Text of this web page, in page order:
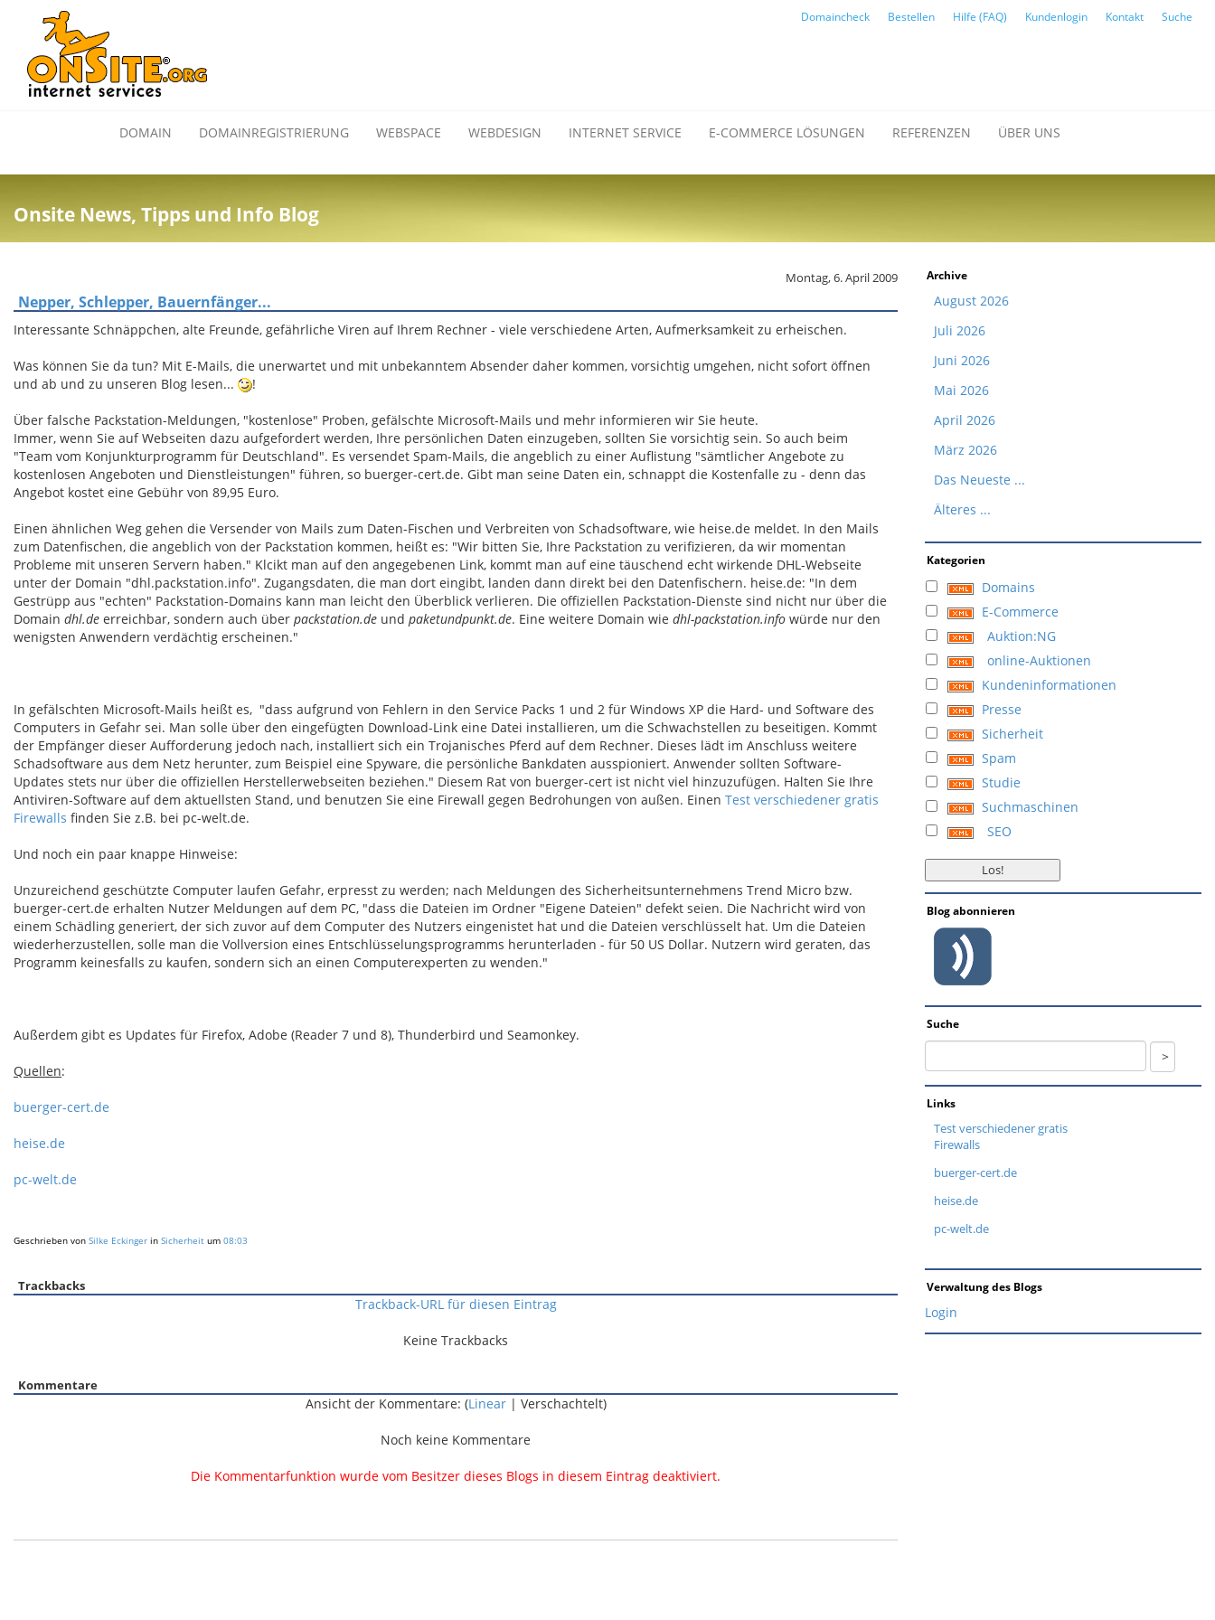
Domaincheck Bestellen Hilfe (FAQ) Kundenlogin Kontakt Suche
DOMAIN DOMAINREGISTRIERUNG WEBSPACE WEBDESIGN INTERNET SERVICE E-COMMERCE LÖSUNGEN REFERENZEN ÜBER UNS
Onsite News, Tipps und Info Blog
Montag, 6. April 2009
Nepper, Schlepper, Bauernfänger...
Interessante Schnäppchen, alte Freunde, gefährliche Viren auf Ihrem Rechner - viele verschiedene Arten, Aufmerksamkeit zu erheischen.
Was können Sie da tun? Mit E-Mails, die unerwartet und mit unbekanntem Absender daher kommen, vorsichtig umgehen, nicht sofort öffnen
und ab und zu unseren Blog lesen...
!
Über falsche Packstation-Meldungen, "kostenlose" Proben, gefälschte Microsoft-Mails und mehr informieren wir Sie heute.
Immer, wenn Sie auf Webseiten dazu aufgefordert werden, Ihre persönlichen Daten einzugeben, sollten Sie vorsichtig sein. So auch beim
"Team vom Konjunkturprogramm für Deutschland". Es versendet Spam-Mails, die angeblich zu einer Auflistung "sämtlicher Angebote zu
kostenlosen Angeboten und Dienstleistungen" führen, so buerger-cert.de. Gibt man seine Daten ein, schnappt die Kostenfalle zu - denn das
Angebot kostet eine Gebühr von 89,95 Euro.
Einen ähnlichen Weg gehen die Versender von Mails zum Daten-Fischen und Verbreiten von Schadsoftware, wie heise.de meldet. In den Mails
zum Datenfischen, die angeblich von der Packstation kommen, heißt es: "Wir bitten Sie, Ihre Packstation zu verifizieren, da wir momentan
Probleme mit unseren Servern haben." Klcikt man auf den angegebenen Link, kommt man auf eine täuschend echt wirkende DHL-Webseite
unter der Domain "dhl.packstation.info". Zugangsdaten, die man dort eingibt, landen dann direkt bei den Datenfischern. heise.de: "In dem
Gestrüpp aus "echten" Packstation-Domains kann man leicht den Überblick verlieren. Die offiziellen Packstation-Dienste sind nicht nur über die
Domain dhl.de erreichbar, sondern auch über packstation.de und paketundpunkt.de. Eine weitere Domain wie dhl-packstation.info würde nur den
wenigsten Anwendern verdächtig erscheinen."
In gefälschten Microsoft-Mails heißt es, "dass aufgrund von Fehlern in den Service Packs 1 und 2 für Windows XP die Hard- und Software des
Computers in Gefahr sei. Man solle über den eingefügten Download-Link eine Datei installieren, um die Schwachstellen zu beseitigen. Kommt
der Empfänger dieser Aufforderung jedoch nach, installiert sich ein Trojanisches Pferd auf dem Rechner. Dieses lädt im Anschluss weitere
Schadsoftware aus dem Netz herunter, zum Beispiel eine Spyware, die persönliche Bankdaten ausspioniert. Anwender sollten Software-
Updates stets nur über die offiziellen Herstellerwebseiten beziehen." Diesem Rat von buerger-cert ist nicht viel hinzuzufügen. Halten Sie Ihre
Antiviren-Software auf dem aktuellsten Stand, und benutzen Sie eine Firewall gegen Bedrohungen von außen. Einen Test verschiedener gratis
Firewalls finden Sie z.B. bei pc-welt.de.
Und noch ein paar knappe Hinweise:
Unzureichend geschützte Computer laufen Gefahr, erpresst zu werden; nach Meldungen des Sicherheitsunternehmens Trend Micro bzw.
buerger-cert.de erhalten Nutzer Meldungen auf dem PC, "dass die Dateien im Ordner "Eigene Dateien" defekt seien. Die Nachricht wird von
einem Schädling generiert, der sich zuvor auf dem Computer des Nutzers eingenistet hat und die Dateien verschlüsselt hat. Um die Dateien
wiederherzustellen, solle man die Vollversion eines Entschlüsselungsprogramms herunterladen - für 50 US Dollar. Nutzern wird geraten, das
Programm keinesfalls zu kaufen, sondern sich an einen Computerexperten zu wenden."
Außerdem gibt es Updates für Firefox, Adobe (Reader 7 und 8), Thunderbird und Seamonkey.
Quellen:
buerger-cert.de
heise.de
pc-welt.de
Geschrieben von Silke Eckinger in Sicherheit um 08:03
Trackbacks
Trackback-URL für diesen Eintrag
Keine Trackbacks
Kommentare
Ansicht der Kommentare: (Linear| Verschachtelt)
Noch keine Kommentare
Die Kommentarfunktion wurde vom Besitzer dieses Blogs in diesem Eintrag deaktiviert.
Archive
August 2026
Juli 2026
Juni 2026
Mai 2026
April 2026
März 2026
Das Neueste ...
Älteres ...
Kategorien
Domains
E-Commerce
Auktion:NG
online-Auktionen
Kundeninformationen
Presse
Sicherheit
Spam
Studie
Suchmaschinen
SEO
Blog abonnieren
Suche
Links
Test verschiedener gratis
Firewalls
buerger-cert.de
heise.de
pc-welt.de
Verwaltung des Blogs
Login